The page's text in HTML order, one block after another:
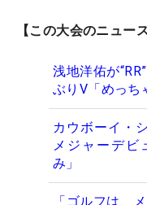
【この大会のニュース
浅地洋佑が
ぶりV「めっち
カウボーイ・
メジャーデビ
み」
「ゴルフは、